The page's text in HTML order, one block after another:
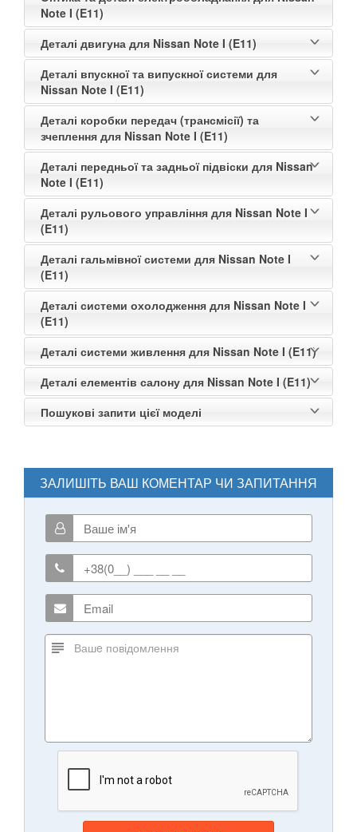
Note I (E11)
Деталі двигуна для Nissan Note I (E11)
Деталі впускної та випускної системи для
Nissan Note I (E11)
Деталі коробки передач (трансмісії) та
зчеплення для Nissan Note I (E11)
Деталі передньої та задньої підвіски для Nissan
Note I (E11)
Деталі рульового управління для Nissan Note I
(E11)
Деталі гальмівної системи для Nissan Note I
(E11)
Деталі системи охолодження для Nissan Note I
(E11)
Деталі системи живлення для Nissan Note I (E11)
Деталі елементів салону для Nissan Note I (E11)
Пошукові запити цієї моделі
ЗАЛИШІТЬ ВАШ КОМЕНТАР ЧИ ЗАПИТАННЯ